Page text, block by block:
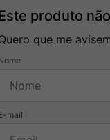
produto
que me